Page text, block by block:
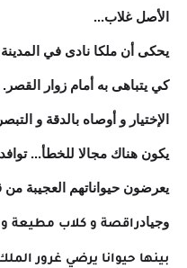
الأصل غلاب...
يحكى أن ملكا نادى في
كي يتباهى به أمام زوار
الإختيار و أوصاه بالدقة و
يكون هناك مجالا للخطأ...
يعرضون حيواناتهم العجيبة من
وجيادراقصة و كلاب مطيعة و
بينها حيوانا يرضي غرور